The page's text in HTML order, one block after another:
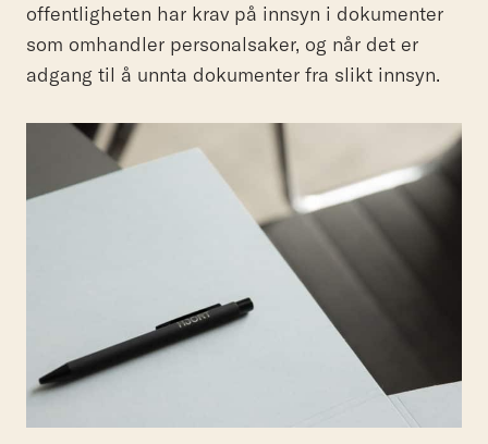
offentligheten har krav på innsyn i dokumenter
som omhandler personalsaker, og når det er
adgang til å unnta dokumenter fra slikt innsyn.